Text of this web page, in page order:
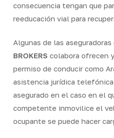
consecuencia tengan que
reeducación vial para
Algunas de las aseguradoras
BROKERS colabora ofrecen
permiso de conducir como
asistencia jurídica
asegurado en el caso en el
competente inmovilice el
ocupante se puede hacer